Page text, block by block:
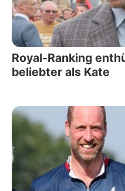
Royal-Ranking
beliebter als Kate